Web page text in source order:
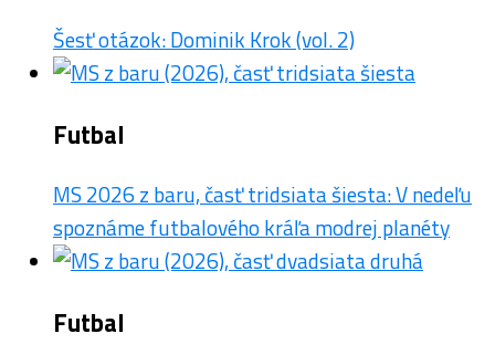
Šesť otázok: Dominik Krok (vol. 2)
Futbal
MS 2026 z baru, časť tridsiata šiesta: V nedeľu
spoznáme futbalového kráľa modrej planéty
Futbal